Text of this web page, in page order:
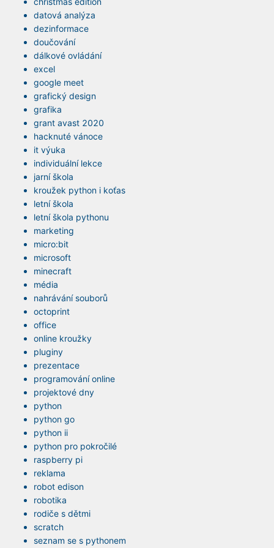
datová analýza
dezinformace
doučování
dálkové ovládání
excel
google meet
grafický design
grafika
grant avast 2020
hacknuté vánoce
it výuka
individuální lekce
jarní škola
kroužek python i koťas
letní škola
letní škola pythonu
marketing
micro:bit
microsoft
minecraft
média
nahrávání souborů
octoprint
office
online kroužky
pluginy
prezentace
programování online
projektové dny
python
python go
python ii
python pro pokročilé
raspberry pi
reklama
robot edison
robotika
rodiče s dětmi
scratch
seznam se s pythonem